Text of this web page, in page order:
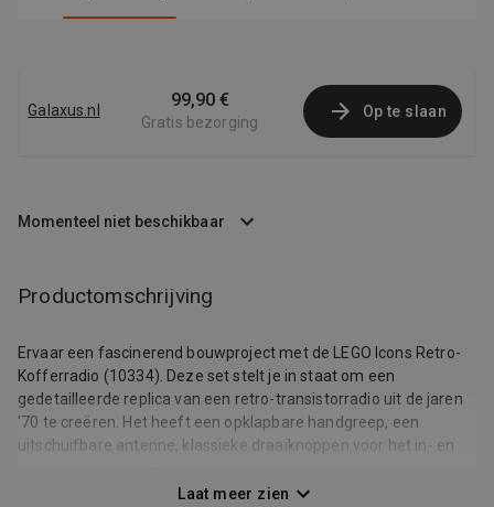
Galaxus.nl 99,90 €
Gratis bezorging
Op te slaan
Momenteel niet beschikbaar
Productomschrijving
Ervaar een fascinerend bouwproject met de LEGO Icons Retro-
Kofferradio (10334). Deze set stelt je in staat om een
gedetailleerde replica van een retro-transistorradio uit de jaren
'70 te creëren. Het heeft een opklapbare handgreep, een
uitschuifbare antenne, klassieke draaiknoppen voor het in- en
frequentieschaal met een glijdende naald. Draai aan de knoppen
Laat meer zien